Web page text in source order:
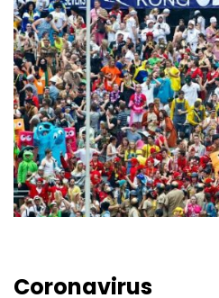
Coronavirus